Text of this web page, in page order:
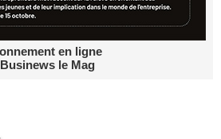
en ligne
le Mag